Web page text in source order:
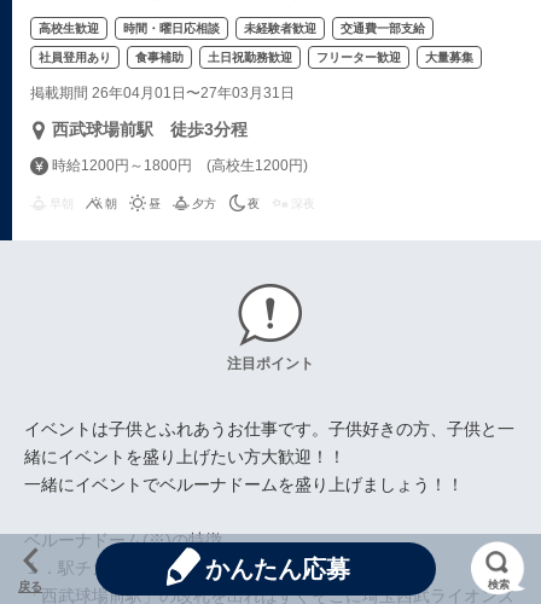
高校生歓迎 時間・曜日応相談 未経験者歓迎 交通費一部支給
社員登用あり 食事補助 土日祝勤務歓迎 フリーター歓迎 大量募集
掲載期間 26年04月01日〜27年03月31日
西武球場前駅 徒歩3分程
時給1200円～1800円 (高校生1200円)
朝 昼 夕方 夜 深夜
注目ポイント
イベントは子供とふれあうお仕事です。子供好きの方、子供と一
緒にイベントを盛り上げたい方大歓迎！！
一緒にイベントでベルーナドームを盛り上げましょう！！
ベルーナドーム(※)の特徴
１．駅チカ!!改札を出ればすぐそこ!!
「西武球場前駅」の改札を出ればすぐそこに埼玉西武ライオンズ
戻る
かんたん応募
検索